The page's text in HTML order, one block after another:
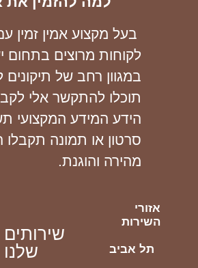
בעל מקצוע אמין זמין
לקוחות מרוצים בתחום
במגוון רחב של
תוכלו להתקשר אלי
הידע המידע המקצועי
סרטון או תמונה
מהירה והוגנת.
אזורי
השירות
תל אביב
שירותים
שלנו